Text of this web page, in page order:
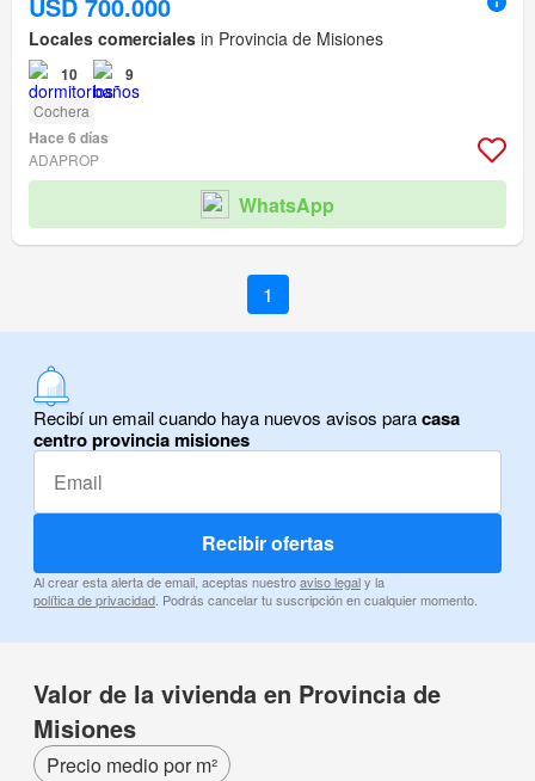
USD 700.000
Locales comerciales in Provincia de Misiones
10 9
Cochera
Hace 6 días
ADAPROP
WhatsApp
1
Recibí un email cuando haya nuevos avisos paracasa
centro provincia misiones
Recibir ofertas
Al crear esta alerta de email, aceptas nuestroaviso legaly la
política de privacidad. Podrás cancelar tu suscripción en cualquier momento.
Valor de la vivienda en Provincia de
Misiones
Precio medio por m²